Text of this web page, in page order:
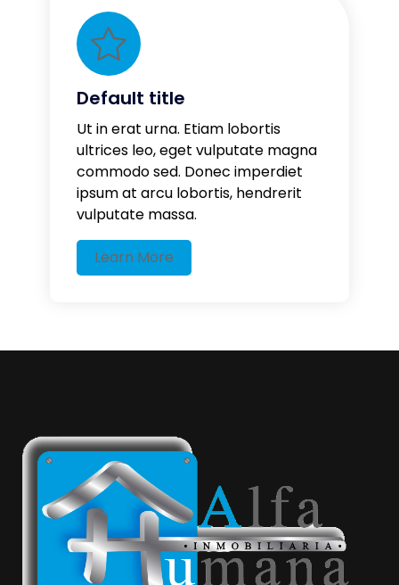
Default title
Ut in erat urna. Etiam lobortis
ultrices leo, eget vulputate magna
commodo sed. Donec imperdiet
ipsum at arcu lobortis, hendrerit
vulputate massa.
Learn More